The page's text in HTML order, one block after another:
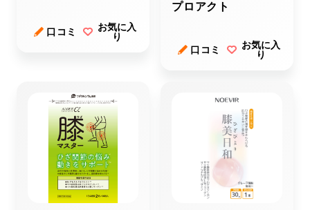
口コミ
お気に入
り
プロアクト
口コミ
お気に入
り